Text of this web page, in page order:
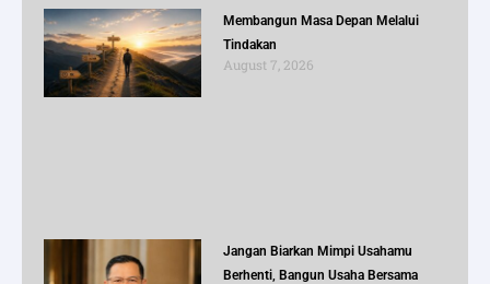
Membangun Masa Depan Melalui
Tindakan
August 7, 2026
Jangan Biarkan Mimpi Usahamu
Berhenti, Bangun Usaha Bersama